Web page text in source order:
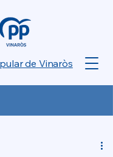
de Vinaròs